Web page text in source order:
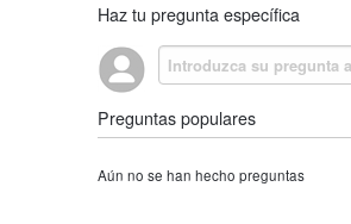
Haz tu pregunta específica
Preguntas populares
Aún no se han hecho preguntas